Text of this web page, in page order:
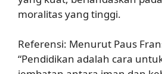
moralitas yang tinggi.
Referensi: Menurut Paus
“Pendidikan adalah cara